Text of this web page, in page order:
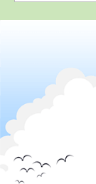
宇和自動車教習
所
詳 細